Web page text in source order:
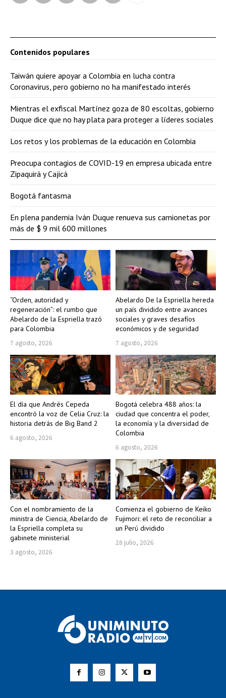
“Orden, autoridad y
regeneración”: el rumbo que
Abelardo de la Espriella trazó
para Colombia
7 agosto, 2026
Abelardo De la Espriella hereda
un país dividido entre avances
sociales y graves desafíos
económicos y de seguridad
7 agosto, 2026
El día que Andrés Cepeda
encontró la voz de Celia Cruz: la
historia detrás de Big Band 2
6 agosto, 2026
Bogotá celebra 488 años: la
ciudad que concentra el poder,
la economía y la diversidad de
Colombia
6 agosto, 2026
Con el nombramiento de la
ministra de Ciencia, Abelardo de
la Espriella completa su
gabinete ministerial
3 agosto, 2026
Comienza el gobierno de Keiko
Fujimori: el reto de reconciliar a
un Perú dividido
28 julio, 2026
Contenidos populares
Taiwán quiere apoyar a Colombia en lucha contra
Coronavirus, pero gobierno no ha manifestado interés
Mientras el exfiscal Martínez goza de 80 escoltas, gobierno
Duque dice que no hay plata para proteger a líderes sociales
Los retos y los problemas de la educación en Colombia
Preocupa contagios de COVID-19 en empresa ubicada entre
Zipaquirá y Cajicá
Bogotá fantasma
En plena pandemia Iván Duque renueva sus camionetas por
más de $ 9 mil 600 millones